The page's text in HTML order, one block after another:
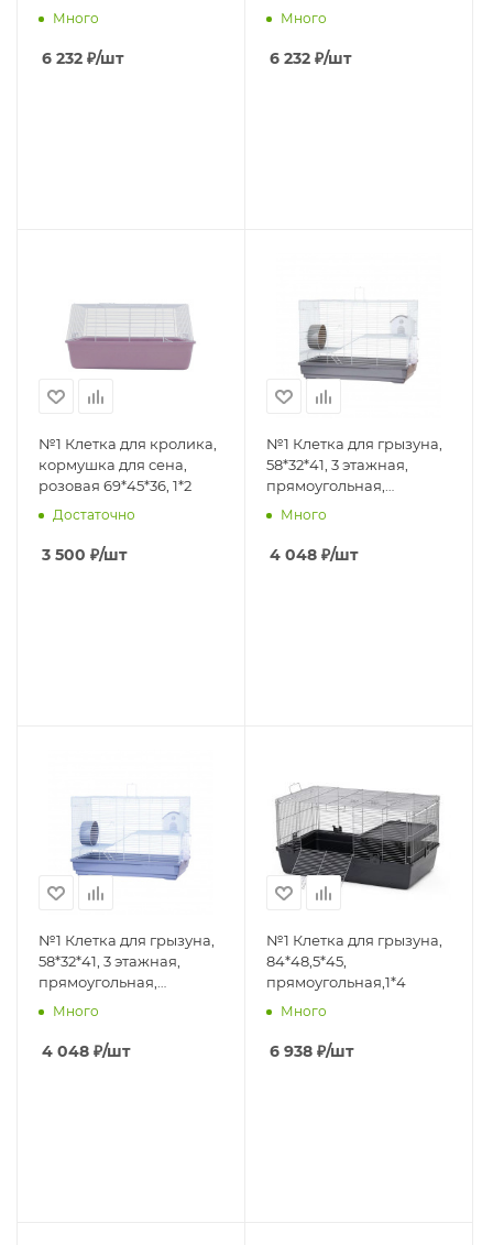
69*45*43, боковая дверь,
этажная,укомплектов,1*2шт
Много
6 232 ₽/шт
69*45*43, боковая дверь,
укомплектов,1*2шт
Много
6 232 ₽/шт
№1 Клетка для кролика,
кормушка для сена,
розовая 69*45*36, 1*2
Достаточно
3 500 ₽/шт
№1 Клетка для грызуна,
58*32*41, 3 этажная,
прямоугольная,
укомплектованная,
Много
4 048 ₽/шт
№1 Клетка для грызуна,
58*32*41, 3 этажная,
прямоугольная,
укомплектованная,
Много
4 048 ₽/шт
№1 Клетка для грызуна,
84*48,5*45,
прямоугольная,1*4
Много
6 938 ₽/шт